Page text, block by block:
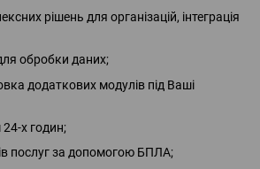
рішень для організацій, інтеграція
обробки даних;
додаткових модулів під Ваші
х годин;
послуг за допомогою БПЛА;